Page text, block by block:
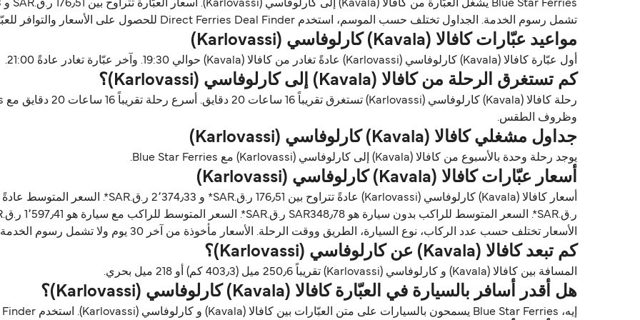
تشمل رسوم الخدمة. الجداول تختلف حسب الموسم، استخدم Direct Ferries Deal Finder للحصول على الأسعار والتوافر للعبّارات كافالا (Kavala) كارلوفاسي (Karlovassi).
مواعيد عبّارات كافالا (Kavala) كارلوفاسي (Karlovassi)
أول عبّارة كافالا (Kavala) كارلوفاسي (Karlovassi) عادةً تغادر من كافالا (Kavala) حوالي 19:30. وآخر عبّارة تغادر عادةً 21:00.
كم تستغرق الرحلة من كافالا (Kavala) إلى كارلوفاسي (Karlovassi)؟
وظروف الطقس.
جداول مشغلي كافالا (Kavala) كارلوفاسي (Karlovassi)
يوجد رحلة وحدة بالأسبوع من كافالا (Kavala) إلى كارلوفاسي (Karlovassi) مع Blue Star Ferries.
أسعار عبّارات كافالا (Kavala) كارلوفاسي (Karlovassi)
ر.ق.‏SAR*. السعر المتوسط للراكب بدون سيارة هو SAR348٫78 ر.ق.‏SAR*. السعر المتوسط للراكب مع سيارة هو 1٬597٫41 ر.ق.‏SAR*.
الأسعار تختلف حسب عدد الركاب، نوع السيارة، الطريق ووقت الرحلة. الأسعار مأخوذة من آخر 30 يوم ولا تشمل رسوم الخدمة، آخر تحديث أغسطس 26.
كم تبعد كافالا (Kavala) عن كارلوفاسي (Karlovassi)؟
المسافة بين كافالا (Kavala) و كارلوفاسي (Karlovassi) تقريباً 250٫6 ميل (403٫3 كم) أو 218 ميل بحري.
هل أقدر أسافر بالسيارة في العبّارة كافالا (Kavala) كارلوفاسي (Karlovassi)؟
إيه، Blue Star Ferries يسمحون بالسيارات على متن العبّارات بين كافالا (Kavala) و كارلوفاسي (Karlovassi). استخدم Direct Ferries Deal Finder للحصول على الأسعار مباشرة.